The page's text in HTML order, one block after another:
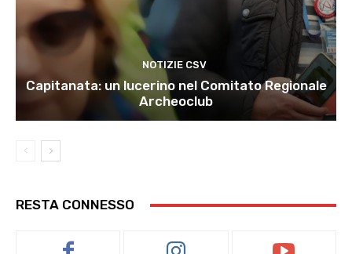
NOTIZIE CSV
Capitanata: un lucerino nel Comitato Regionale
Archeoclub
RESTA CONNESSO